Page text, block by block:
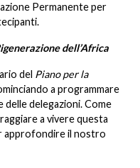
Permanente per
dell’Africa
del Piano per la
a programmare
delle delegazioni. Come
a vivere questa
approfondire il nostro